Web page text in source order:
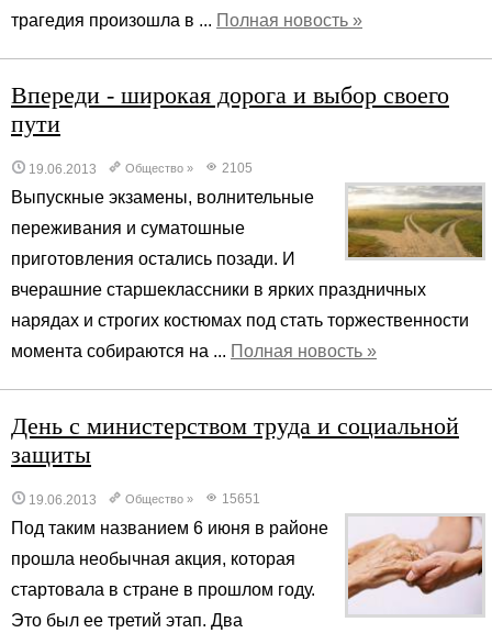
трагедия произошла в ... Полная новость »
Впереди - широкая дорога и выбор своего
пути
19.06.2013 Общество » 2105
Выпускные экзамены, волнительные
переживания и суматошные
приготовления остались позади. И
вчерашние старшеклассники в ярких праздничных
нарядах и строгих костюмах под стать торжественности
момента собираются на ... Полная новость »
День с министерством труда и социальной
защиты
19.06.2013 Общество » 15651
Под таким названием 6 июня в районе
прошла необычная акция, которая
стартовала в стране в прошлом году.
Это был ее третий этап. Два